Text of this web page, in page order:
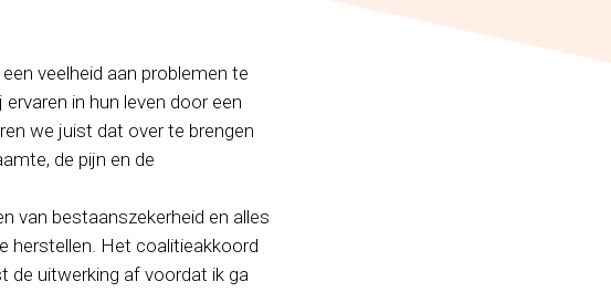
veelheid aan problemen te
in hun leven door een
we juist dat over te brengen
de pijn en de
van bestaanszekerheid en alles
herstellen. Het coalitieakkoord
de uitwerking af voordat ik ga